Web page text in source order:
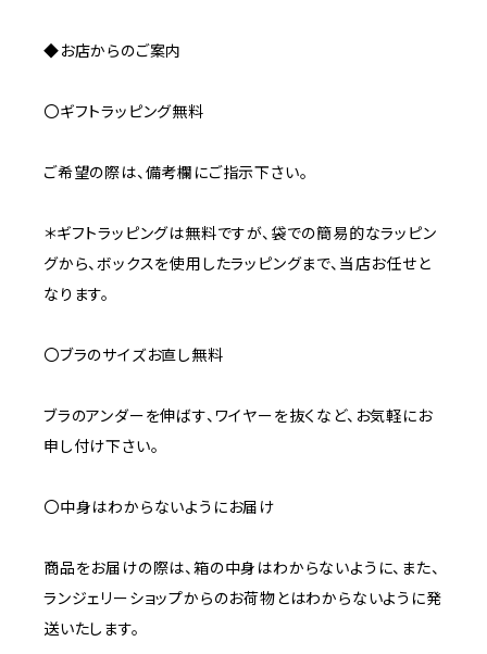
◆お店からのご案内
〇ギフトラッピング無料
ご希望の際は、備考欄にご指示下さい。
＊ギフトラッピングは無料ですが、袋での簡易的なラッピン
グから、ボックスを使用したラッピングまで、当店お任せと
なります。
〇ブラのサイズお直し無料
ブラのアンダーを伸ばす、ワイヤーを抜くなど、お気軽にお
申し付け下さい。
〇中身はわからないようにお届け
商品をお届けの際は、箱の中身はわからないように、また、
ランジェリーショップからのお荷物とはわからないように発
送いたします。